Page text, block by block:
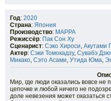
Год: 2020
Страна: Япония
Производство: MAPPA
Режиссёр: Пак Сон Ху
Сценарист: Сэко Хироси, Акутами
Актер: Сэки Томокадзу, Сувабэ
Микако, Сэто Асами, Утида Юма,
Мир, где люди оказались вовсе не
цепочке и любой ничего не
доле невезения может оказаться